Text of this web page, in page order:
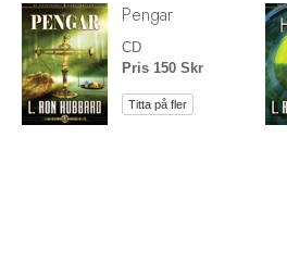
Pengar
CD
Pris 150 Skr
Titta på fler